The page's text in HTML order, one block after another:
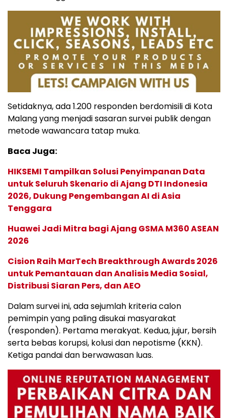
Setidaknya, ada 1.200 responden berdomisili di Kota
Malang yang menjadi sasaran survei publik dengan
metode wawancara tatap muka.
Baca Juga:
HIKSEMI Tampilkan Solusi Penyimpanan Data
untuk Seluruh Skenario di Ajang DTI Indonesia
2026, Dukung Pengembangan AI di Asia
Tenggara
Huawei Jadi Mitra bagi Ajang GSMA M360 ASEAN
2026
Cision Raih MarTech Breakthrough Awards 2026
untuk Pemantauan dan Analisis Media Sosial,
Distribusi Siaran Pers, dan AEO
Dalam survei ini, ada sejumlah kriteria calon
pemimpin yang paling disukai masyarakat
(responden). Pertama merakyat. Kedua, jujur, bersih
serta bebas korupsi, kolusi dan nepotisme (KKN).
Ketiga pandai dan berwawasan luas.